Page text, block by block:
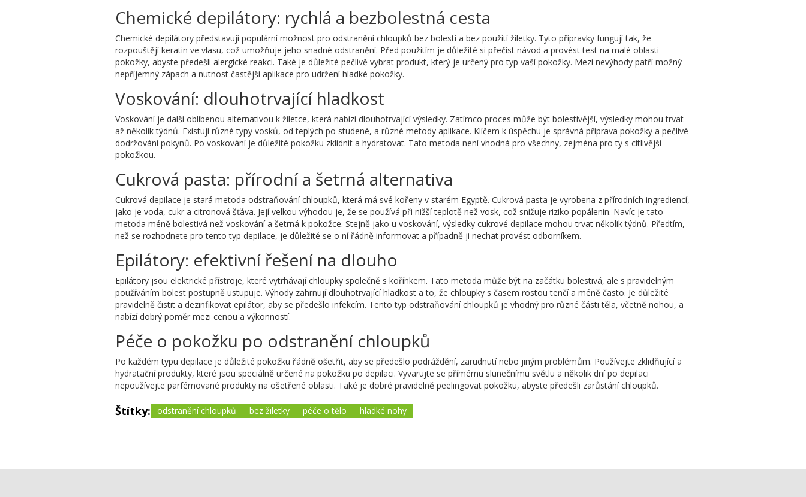
Chemické depilátory: rychlá a bezbolestná cesta
Chemické depilátory představují populární možnost pro odstranění chloupků bez bolesti a bez použití žiletky. Tyto přípravky fungují tak, že
rozpouštějí keratin ve vlasu, což umožňuje jeho snadné odstranění. Před použitím je důležité si přečíst návod a provést test na malé oblasti
pokožky, abyste předešli alergické reakci. Také je důležité pečlivě vybrat produkt, který je určený pro typ vaší pokožky. Mezi nevýhody patří možný
nepříjemný zápach a nutnost častější aplikace pro udržení hladké pokožky.
Voskování: dlouhotrvající hladkost
Voskování je další oblíbenou alternativou k žiletce, která nabízí dlouhotrvající výsledky. Zatímco proces může být bolestivější, výsledky mohou trvat
až několik týdnů. Existují různé typy vosků, od teplých po studené, a různé metody aplikace. Klíčem k úspěchu je správná příprava pokožky a pečlivé
dodržování pokynů. Po voskování je důležité pokožku zklidnit a hydratovat. Tato metoda není vhodná pro všechny, zejména pro ty s citlivější
pokožkou.
Cukrová pasta: přírodní a šetrná alternativa
Cukrová depilace je stará metoda odstraňování chloupků, která má své kořeny v starém Egyptě. Cukrová pasta je vyrobena z přírodních ingrediencí,
jako je voda, cukr a citronová šťáva. Její velkou výhodou je, že se používá při nižší teplotě než vosk, což snižuje riziko popálenin. Navíc je tato
metoda méně bolestivá než voskování a šetrná k pokožce. Stejně jako u voskování, výsledky cukrové depilace mohou trvat několik týdnů. Předtím,
než se rozhodnete pro tento typ depilace, je důležité se o ní řádně informovat a případně ji nechat provést odborníkem.
Epilátory: efektivní řešení na dlouho
Epilátory jsou elektrické přístroje, které vytrhávají chloupky společně s kořínkem. Tato metoda může být na začátku bolestivá, ale s pravidelným
používáním bolest postupně ustupuje. Výhody zahrnují dlouhotrvající hladkost a to, že chloupky s časem rostou tenčí a méně často. Je důležité
pravidelně čistit a dezinfikovat epilátor, aby se předešlo infekcím. Tento typ odstraňování chloupků je vhodný pro různé části těla, včetně nohou, a
nabízí dobrý poměr mezi cenou a výkonností.
Péče o pokožku po odstranění chloupků
Po každém typu depilace je důležité pokožku řádně ošetřit, aby se předešlo podráždění, zarudnutí nebo jiným problémům. Používejte zklidňující a
hydratační produkty, které jsou speciálně určené na pokožku po depilaci. Vyvarujte se přímému slunečnímu světlu a několik dní po depilaci
nepoužívejte parfémované produkty na ošetřené oblasti. Také je dobré pravidelně peelingovat pokožku, abyste předešli zarůstání chloupků.
Štítky: odstranění chloupků bez žiletky péče o tělo hladké nohy